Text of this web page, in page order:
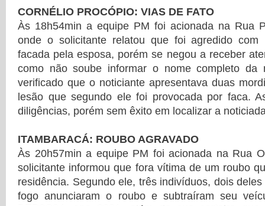
CORNÉLIO PROCÓPIO: VIAS DE FATO
Às 18h54min a equipe PM foi acionada na Rua
onde o solicitante relatou que foi agredido com
facada pela esposa, porém se negou a receber
como não soube informar o nome completo da
verificado que o noticiante apresentava duas
lesão que segundo ele foi provocada por faca.
diligências, porém sem êxito em localizar a
ITAMBARACÁ: ROUBO AGRAVADO
Às 20h57min a equipe PM foi acionada na Rua
solicitante informou que fora vítima de um roubo
residência. Segundo ele, três indivíduos, dois
fogo anunciaram o roubo e subtraíram seu